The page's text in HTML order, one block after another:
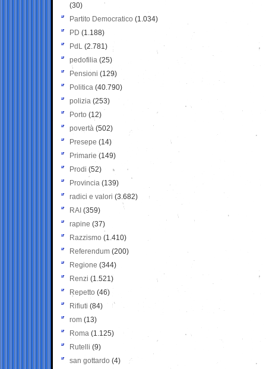
(30)
Partito Democratico (1.034)
PD (1.188)
PdL (2.781)
pedofilia (25)
Pensioni (129)
Politica (40.790)
polizia (253)
Porto (12)
povertà (502)
Presepe (14)
Primarie (149)
Prodi (52)
Provincia (139)
radici e valori (3.682)
RAI (359)
rapine (37)
Razzismo (1.410)
Referendum (200)
Regione (344)
Renzi (1.521)
Repetto (46)
Rifiuti (84)
rom (13)
Roma (1.125)
Rutelli (9)
san gottardo (4)